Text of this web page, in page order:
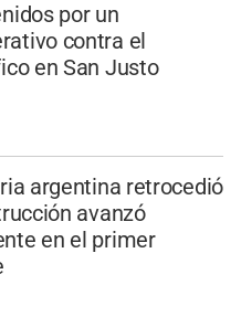
por un
contra el
en San Justo
argentina retrocedió
avanzó
en el primer